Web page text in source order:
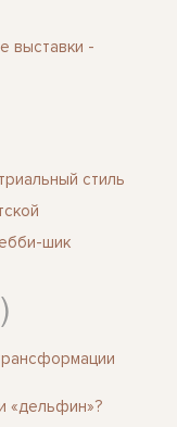
выставки -
стиль
шик
«дельфин»?